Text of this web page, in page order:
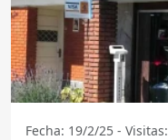
Fecha: 19/2/25 -